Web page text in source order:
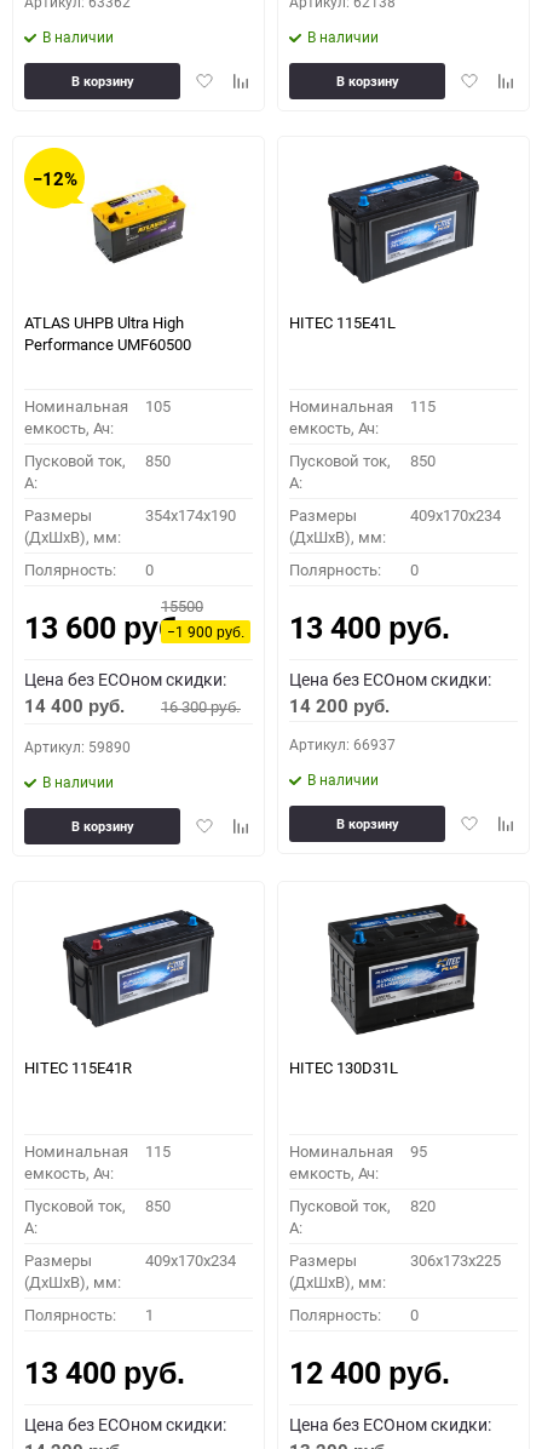
В наличии
ДобавитьДобавить
В корзину
В наличии
Добавить
В корзину
−12%
ATLAS UHPB Ultra High
Performance UMF60500
Номинальная
емкость, Ач:
105
Пусковой ток,
A:
850
Размеры
(ДхШхВ), мм:
354x174x190
Полярность: 0
13 600 руб.
15500
−1 900руб.
Цена без ECOном скидки:
14 400 руб. 16 300руб.
Артикул: 59890
В наличии
ДобавитьДобавить
В корзину
HITEC 115E41L
Номинальная
емкость, Ач:
115
Пусковой ток,
A:
850
Размеры
(ДхШхВ), мм:
409x170x234
Полярность: 0
13 400 руб.
Цена без ECOном скидки:
14 200 руб.
Артикул: 66937
В наличии
Добавить
В корзину
HITEC 115E41R
Номинальная
емкость, Ач:
115
Пусковой ток,
A:
850
Размеры
(ДхШхВ), мм:
409x170x234
Полярность: 1
13 400 руб.
Цена без ECOном скидки:
HITEC 130D31L
Номинальная
емкость, Ач:
95
Пусковой ток,
A:
820
Размеры
(ДхШхВ), мм:
306x173x225
Полярность: 0
12 400 руб.
Цена без ECOном скидки: